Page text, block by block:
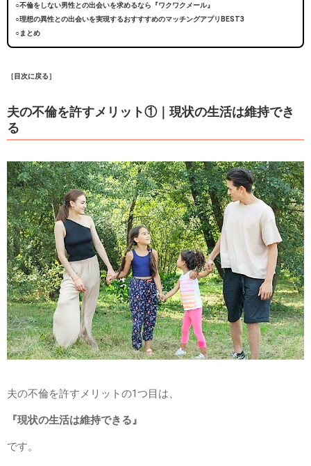
○不倫をしない男性との出会いを求めるなら『ワクワクメール』
○理想の異性との出会いを実現するおすすすめのマッチングアプリBEST3
○まとめ
［目次に戻る］
夫の不倫を許すメリット①｜現状の生活は維持でき
る
夫の不倫を許すメリットの1つ目は、
『現状の生活は維持できる』
です。